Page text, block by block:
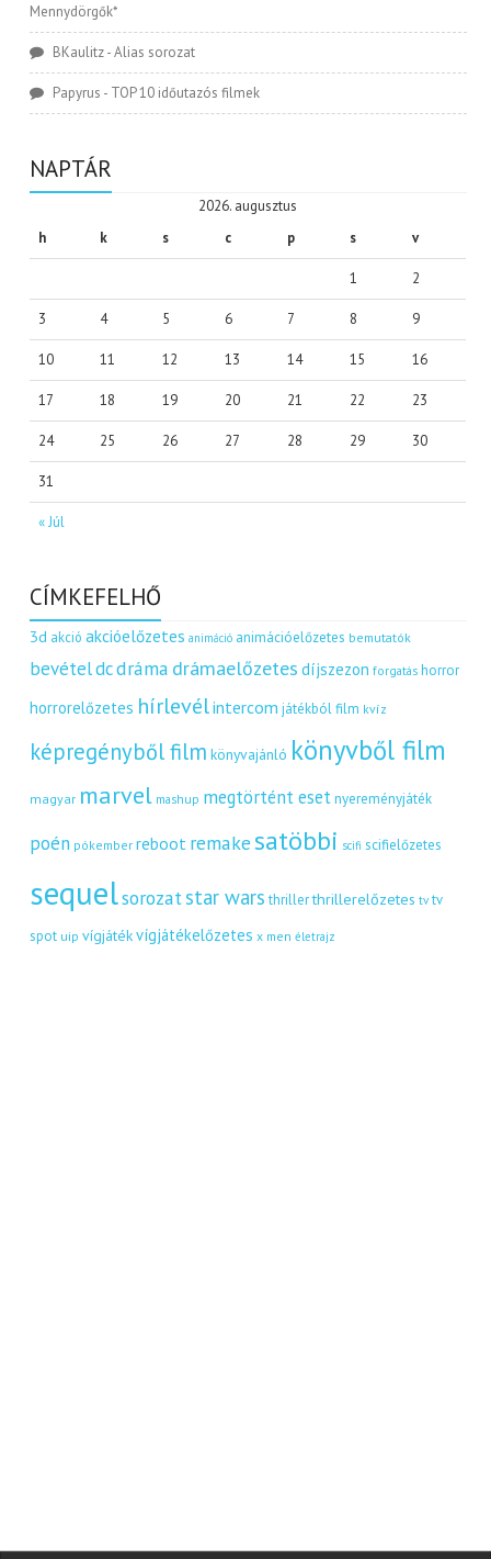
Mennydörgők*
BKaulitz-Alias sorozat
Papyrus - TOP 10 időutazós filmek
NAPTÁR
2026. augusztus
h
k s c p s v
« Júl
1 2
3 4 5 6 7 8 9
10 11 12 13 14 15 16
17 18 19 20 21 22 23
24 25 26 27 28 29 30
31
CÍMKEFELHŐ
3d akció akcióelőzetes animáció animációelőzetes bemutatók
bevételdcdráma drámaelőzetes díjszezon forgatás horror
horrorelőzetes hírlevélintercom játékból film kvíz
képregényből film könyvajánló könyvből film
magyar marvel mashup megtörtént eset nyereményjáték
poén pókember reboot remakesatöbbi scifi scifielőzetes
sequelsorozatstar wars thriller thrillerelőzetes tv tv
spot uip vígjátékvígjátékelőzetes x men életrajz